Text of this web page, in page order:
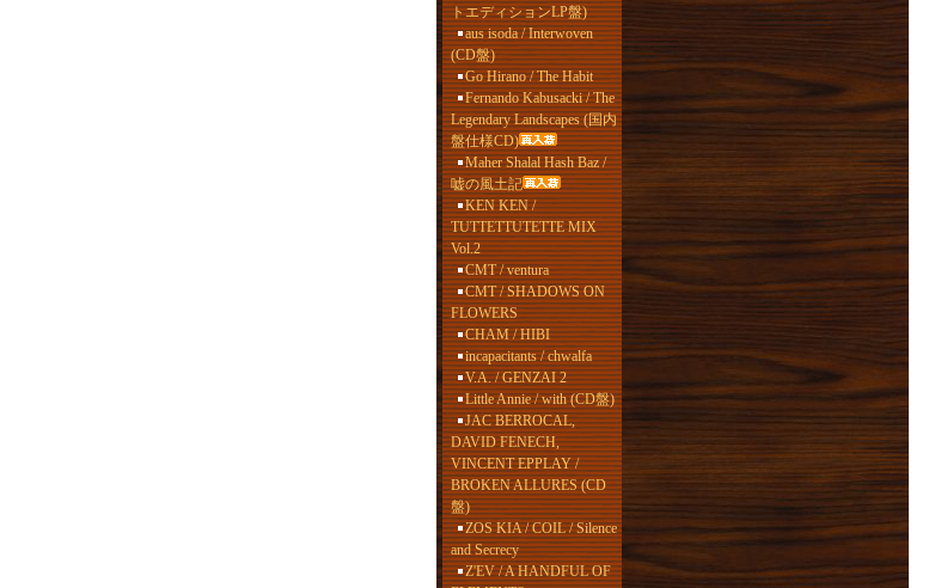
トエディションLP盤)
aus isoda / Interwoven
(CD盤)
Go Hirano / The Habit
Fernando Kabusacki / The
Legendary Landscapes (国内
盤仕様CD)
Maher Shalal Hash Baz /
嘘の風土記
KEN KEN /
TUTTETTUTETTE MIX
Vol.2
CMT / ventura
CMT / SHADOWS ON
FLOWERS
CHAM / HIBI
incapacitants / chwalfa
V.A. / GENZAI 2
Little Annie / with (CD盤)
JAC BERROCAL,
DAVID FENECH,
VINCENT EPPLAY /
BROKEN ALLURES (CD
盤)
ZOS KIA / COIL / Silence
and Secrecy
Z'EV / A HANDFUL OF